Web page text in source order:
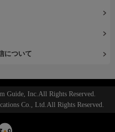
について
Guide, Inc.All Rights Reserved.
Co., Ltd.All Rights Reserved.